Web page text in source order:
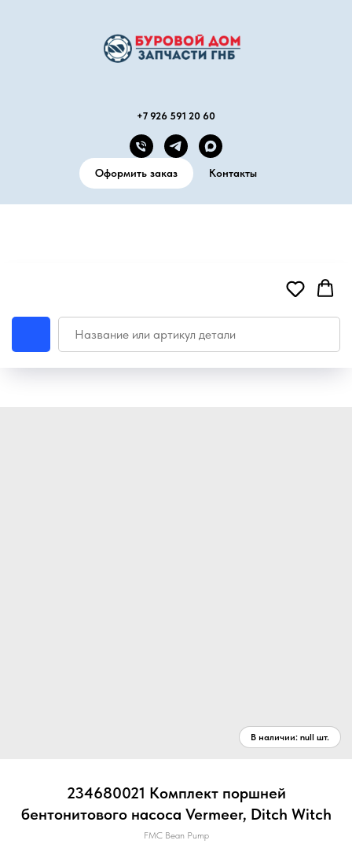
+7 926 591 20 60
Оформить заказ Контакты
234680021 Комплект поршней
бентонитового насоса Vermeer, Ditch Witch
FMC Bean Pump